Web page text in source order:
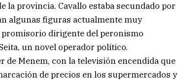
provincia. Cavallo estaba secundado por
algunas figuras actualmente muy
dirigente del peronismo
un novel operador político.
de Menem, con la televisión encendida que
de precios en los supermercados y